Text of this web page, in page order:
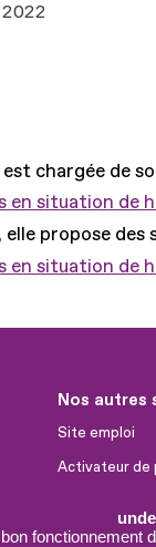
fonctionnement
chargée de
en situation de
elle propose
en situation de
Nos autres
Site emploi
Activateur de
Innovation et